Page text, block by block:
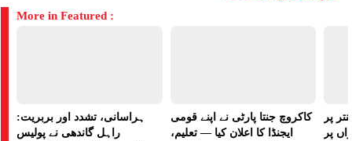
More in Featured :
ہراسانی، تشدد اور بربریت:
راہل گاندھی نے پولیس
کاکروچ جنتا پارٹی نے اپنے قومی
ایجنڈا کا اعلان کیا — تعلیم،
پر
پر